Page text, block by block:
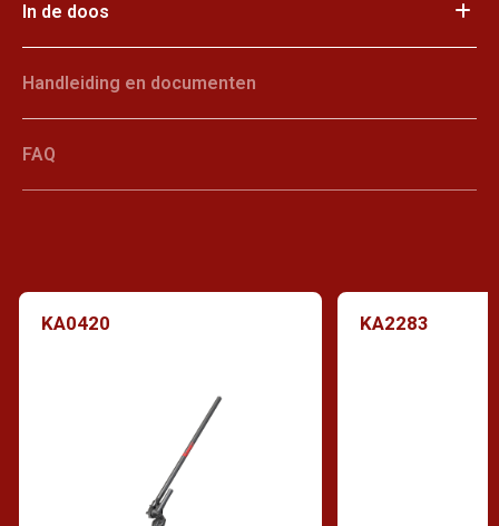
In de doos
Handleiding en documenten
FAQ
KA0420 KA2283